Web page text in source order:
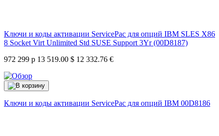
Ключи и коды активации ServicePac для опций IBM SLES X86
8 Socket Virt Unlimited Std SUSE Support 3Yr (00D8187)
972 299 р 13 519.00 $ 12 332.76 €
Ключи и коды активации ServicePac для опций IBM 00D8186